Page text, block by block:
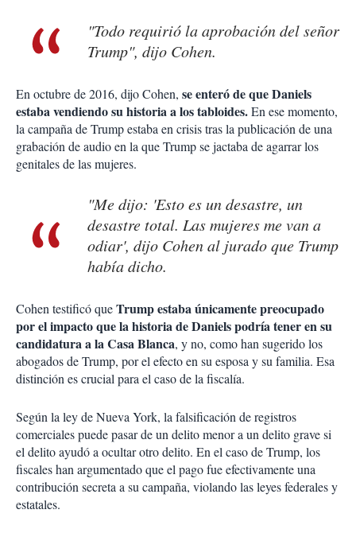
"Todo requirió la aprobación del señor
Trump", dijo Cohen.
En octubre de 2016, dijo Cohen, se enteró de que Daniels
estaba vendiendo su historia a los tabloides.En ese momento,
la campaña de Trump estaba en crisis tras la publicación de una
grabación de audio en la que Trump se jactaba de agarrar los
genitales de las mujeres.
"Me dijo: 'Esto es un desastre, un
desastre total. Las mujeres me van a
odiar', dijo Cohen al jurado que Trump
había dicho.
Cohen testificó queTrump estaba únicamente preocupado
por el impacto que la historia de Daniels podría tener en su
candidatura a la Casa Blanca, y no, como han sugerido los
abogados de Trump, por el efecto en su esposa y su familia. Esa
distinción es crucial para el caso de la fiscalía.
Según la ley de Nueva York, la falsificación de registros
comerciales puede pasar de un delito menor a un delito grave si
el delito ayudó a ocultar otro delito. En el caso de Trump, los
fiscales han argumentado que el pago fue efectivamente una
contribución secreta a su campaña, violando las leyes federales y
estatales.